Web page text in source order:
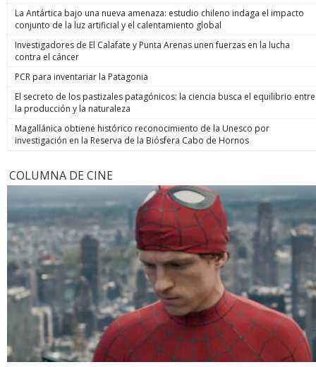
La Antártica bajo una nueva amenaza: estudio chileno indaga el impacto
conjunto de la luz artificial y el calentamiento global
Investigadores de El Calafate y Punta Arenas unen fuerzas en la lucha
contra el cáncer
PCR para inventariar la Patagonia
El secreto de los pastizales patagónicos: la ciencia busca el equilibrio entre
la producción y la naturaleza
Magallánica obtiene histórico reconocimiento de la Unesco por
investigación en la Reserva de la Biósfera Cabo de Hornos
COLUMNA DE CINE